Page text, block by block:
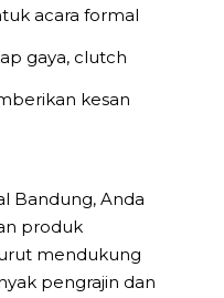
acara formal
gaya, clutch
kesan
Bandung, Anda
produk
mendukung
pengrajin dan